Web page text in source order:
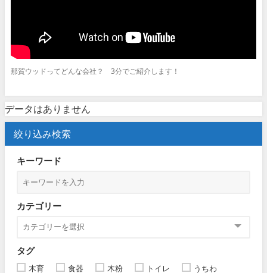
那賀ウッドってどんな会社？ 3分でご紹介します！
データはありません
絞り込み検索
キーワード
カテゴリー
タグ
木育 食器 木粉 トイレ
うちわ